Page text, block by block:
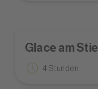
Glace am Stiel
4 Stunden